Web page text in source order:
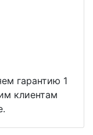
гарантию 1
клиентам